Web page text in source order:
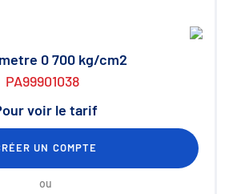
0 700 kg/cm2
PA99901038
voir le tarif
UN COMPTE
ou